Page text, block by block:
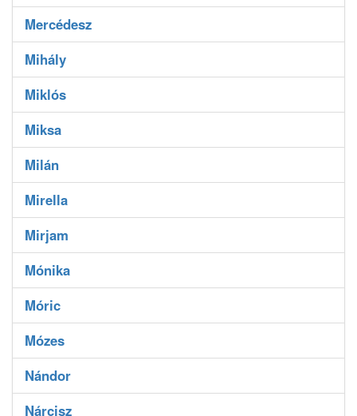
Mercédesz
Mihály
Miklós
Miksa
Milán
Mirella
Mirjam
Mónika
Móric
Mózes
Nándor
Nárcisz